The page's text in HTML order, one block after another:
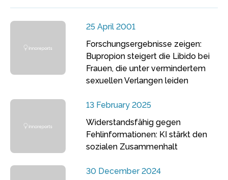
25 April 2001
Forschungsergebnisse zeigen:
Bupropion steigert die Libido bei
Frauen, die unter vermindertem
sexuellen Verlangen leiden
13 February 2025
Widerstandsfähig gegen
Fehlinformationen: KI stärkt den
sozialen Zusammenhalt
30 December 2024